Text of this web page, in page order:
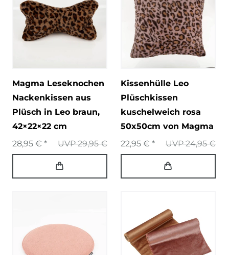
Magma Leseknochen
Nackenkissen aus
Plüsch in Leo braun,
42×22×22 cm
UVP 29,95 €
28,95 € *
Kissenhülle Leo
Plüschkissen
kuschelweich rosa
50x50cm von Magma
UVP 24,95 €
22,95 € *